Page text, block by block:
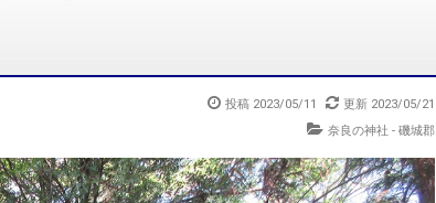
投稿 2023/05/11
更新 2023/05/21
奈良の神社 - 磯城郡